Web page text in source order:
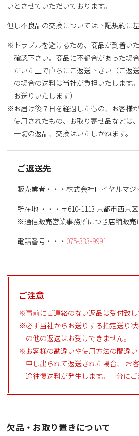
いとさせていただいております。
但し不良品の交換については下記規約に
トラブルを避けるため、商品が到着い
確認下さい。商品に不都合があった場
だいた上で直ちにご返送下さい（ご返
の場合の送料は当社が負担いたします
お送りいたします）
お届け後７日を経過したもの、お客様
使用されたもの、お取り寄せ品などは
一切の返品、交換はいたしかねます。
ご返送先
販売業者・・・株式会社ロイヤルマジ
所在地 ・・・〒610-1113 京都市西京
※通信販売営業事務所につき店舗販売
電話番号・・・ 075-333-9991
ご注意
事前にご連絡のない返品は受付致し
必ず当社からお送りする指定送り
の他の返送はお受けできません。
お客様の勘違いや使用方法の間違
申し出られて返送された場合、 お
途往復送料が発生します。十分にご
欠品・お取り置きについて